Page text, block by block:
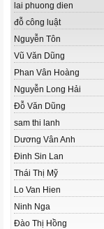
lai phuong dien
đỗ công luật
Nguyễn Tôn
Vũ Văn Dũng
Phan Vân Hoàng
Nguyễn Long Hải
Đỗ Văn Dũng
sam thi lanh
Dương Vân Anh
Đinh Sin Lan
Thái Thị Mỹ
Lo Van Hien
Ninh Nga
Đào Thị Hồng